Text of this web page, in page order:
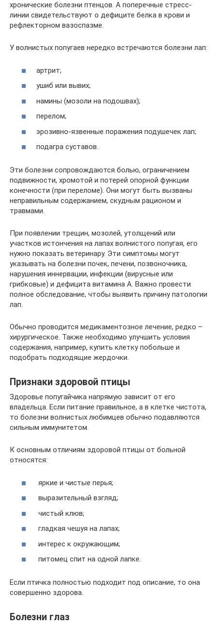
хронические болезни птенцов. А поперечные стресс-
линии свидетельствуют о дефиците белка в крови и
рефлекторном вазоспазме.
У волнистых попугаев нередко встречаются болезни лап:
артрит;
ушиб или вывих;
намины (мозоли на подошвах);
перелом;
эрозивно-язвенные поражения подушечек лап;
подагра суставов.
Эти болезни сопровождаются болью, ограничением
подвижности, хромотой и потерей опорной функции
конечности (при переломе). Они могут быть вызваны
неправильным содержанием, скудным рационом и
травмами.
При появлении трещин, мозолей, утолщений или
участков истончения на лапах волнистого попугая, его
нужно показать ветеринару. Эти симптомы могут
указывать на болезни почек, печени, позвоночника,
нарушения иннервации, инфекции (вирусные или
грибковые) и дефицита витамина А. Важно провести
полное обследование, чтобы выявить причину патологии
лап.
Обычно проводится медикаментозное лечение, редко –
хирургическое. Также необходимо улучшить условия
содержания, например, купить клетку побольше и
подобрать подходящие жердочки.
Признаки здоровой птицы
Здоровье попугайчика напрямую зависит от его
владельца. Если питание правильное, а в клетке чистота,
то болезни волнистых любимцев обычно подавляются
сильным иммунитетом.
К основным отличиям здоровой птицы от больной
относятся:
яркие и чистые перья;
выразительный взгляд;
чистый клюв;
гладкая чешуя на лапах;
интерес к окружающим;
питомец спит на одной лапке.
Если птичка полностью подходит под описание, то она
совершенно здорова.
Болезни глаз